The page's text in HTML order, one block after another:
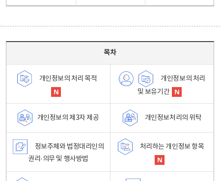
목차
개인정보의 처리 목적
개인정보의 처리
및 보유기간
개인정보의 제3자 제공 개인정보처리의 위탁
정보주체와 법정대리인의
권리·의무 및 행사방법
처리하는 개인정보 항목